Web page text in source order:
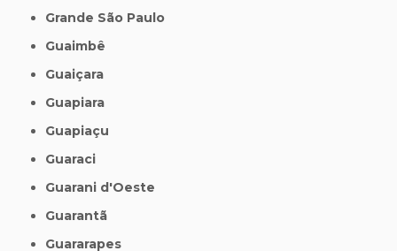
Grande São Paulo
Guaimbê
Guaiçara
Guapiara
Guapiaçu
Guaraci
Guarani d'Oeste
Guarantã
Guararapes